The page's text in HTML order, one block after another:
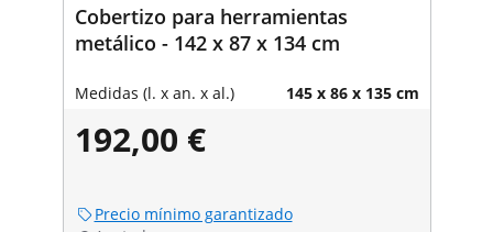
Cobertizo para herramientas
metálico - 142 x 87 x 134 cm
Medidas (l. x an. x al.) 145 x 86 x 135 cm
192,00 €
Precio mínimo garantizado